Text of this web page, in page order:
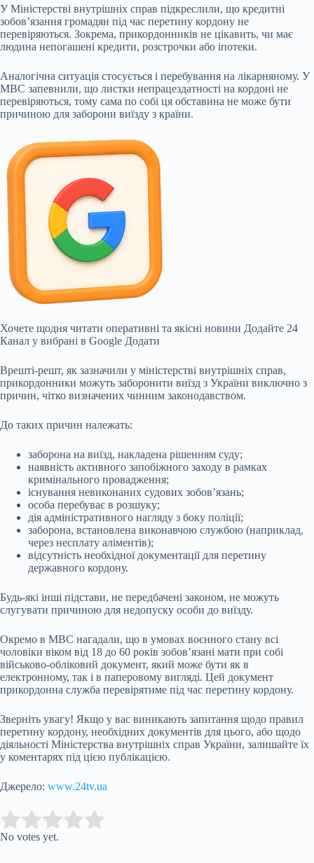
У Міністерстві внутрішніх справ підкреслили, що кредитні
зобов’язання громадян під час перетину кордону не
перевіряються. Зокрема, прикордонників не цікавить, чи має
людина непогашені кредити, розстрочки або іпотеки.
Аналогічна ситуація стосується і перебування на лікарняному. У
МВС запевнили, що листки непрацездатності на кордоні не
перевіряються, тому сама по собі ця обставина не може бути
причиною для заборони виїзду з країни.
Хочете щодня читати оперативні та якісні новини Додайте 24
Канал у вибрані в Google Додати
Врешті-решт, як зазначили у міністерстві внутрішніх справ,
прикордонники можуть заборонити виїзд з України виключно з
причин, чітко визначених чинним законодавством.
До таких причин належать:
заборона на виїзд, накладена рішенням суду;
наявність активного запобіжного заходу в рамках
кримінального провадження;
існування невиконаних судових зобов’язань;
особа перебуває в розшуку;
дія адміністративного нагляду з боку поліції;
заборона, встановлена виконавчою службою (наприклад,
через несплату аліментів);
відсутність необхідної документації для перетину
державного кордону.
Будь-які інші підстави, не передбачені законом, не можуть
слугувати причиною для недопуску особи до виїзду.
Окремо в МВС нагадали, що в умовах воєнного стану всі
чоловіки віком від 18 до 60 років зобов’язані мати при собі
військово-обліковий документ, який може бути як в
електронному, так і в паперовому вигляді. Цей документ
прикордонна служба перевірятиме під час перетину кордону.
Зверніть увагу! Якщо у вас виникають запитання щодо правил
перетину кордону, необхідних документів для цього, або щодо
діяльності Міністерства внутрішніх справ України, залишайте їх
у коментарях під цією публікацією.
Джерело: www.24tv.ua
Rate this item:
No votes yet.